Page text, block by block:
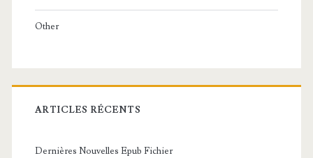
Other
ARTICLES RÉCENTS
Dernières Nouvelles Epub Fichier